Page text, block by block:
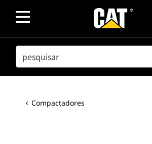
SEARCH
Compactadores